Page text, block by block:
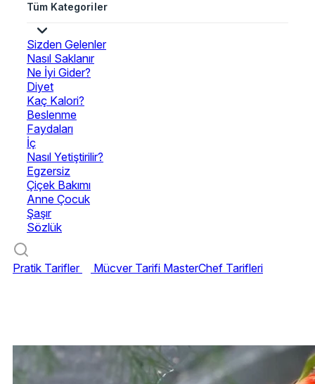
Tüm Kategoriler
Sizden Gelenler
Nasıl Saklanır
Ne İyi Gider?
Diyet
Kaç Kalori?
Beslenme
Faydaları
İç
Nasıl Yetiştirilir?
Egzersiz
Çiçek Bakımı
Anne Çocuk
Şaşır
Sözlük
Pratik Tarifler Mücver Tarifi MasterChef Tarifleri